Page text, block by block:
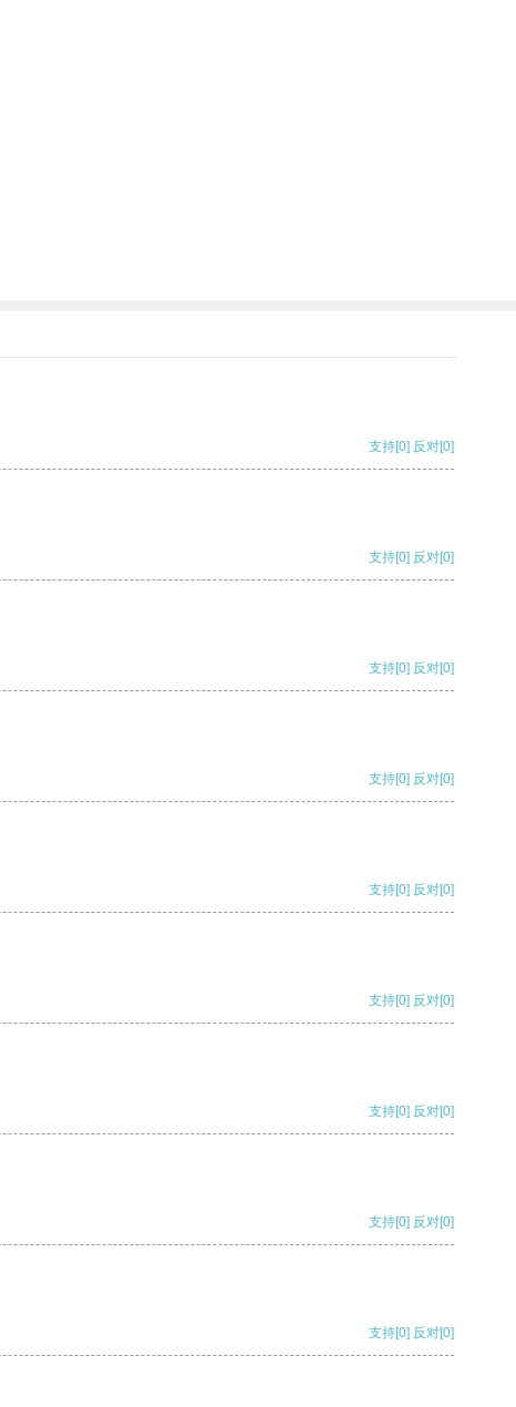
支持[0] 反对[0]
支持[0] 反对[0]
支持[0] 反对[0]
支持[0] 反对[0]
支持[0] 反对[0]
支持[0] 反对[0]
支持[0] 反对[0]
支持[0] 反对[0]
支持[0] 反对[0]